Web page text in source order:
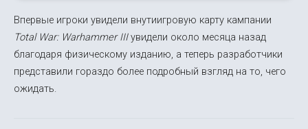
Впервые игроки увидели внутиигровую карту кампании
Total War: Warhammer IIIувидели около месяца назад
благодаря физическому изданию, а теперь разработчики
представили гораздо более подробный взгляд на то, чего
ожидать.